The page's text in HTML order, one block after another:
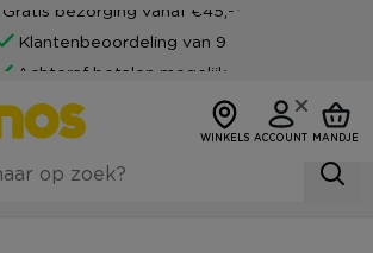
Gratis bezorging vanaf €45,-*
Klantenbeoordeling van 9
Achteraf betalen mogelijk
WINKELS ACCOUNT MANDJE